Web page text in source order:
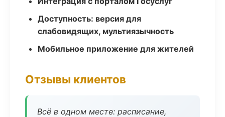
Доступность: версия для
слабовидящих, мультиязычность
Мобильное приложение для жителей
Отзывы клиентов
Всё в одном месте: расписание,